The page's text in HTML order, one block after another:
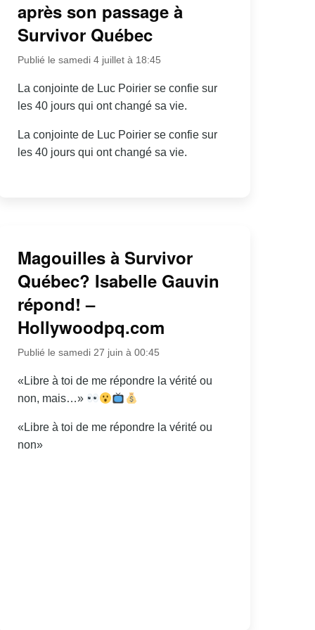
après son passage à
Survivor Québec
Publié le samedi 4 juillet à 18:45
La conjointe de Luc Poirier se confie sur
les 40 jours qui ont changé sa vie.
La conjointe de Luc Poirier se confie sur
les 40 jours qui ont changé sa vie.
Magouilles à Survivor
Québec? Isabelle Gauvin
répond! –
Hollywoodpq.com
Publié le samedi 27 juin à 00:45
«Libre à toi de me répondre la vérité ou
non, mais…»
«Libre à toi de me répondre la vérité ou
non»